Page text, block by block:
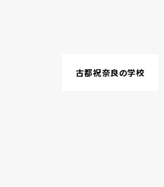
古都祝奈良の学校